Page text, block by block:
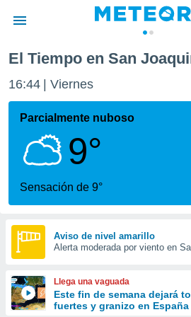
de
por
se
calidad.
a este
las
y
digital
basada
El Tiempo en San
16:44 Viernes
Parcialmente nuboso
9°
Sensación de 9°
Aviso de nivel amarillo
Alerta moderada por viento en
Llega una vaguada
Este fin de semana dejará
fuertes y granizo en España